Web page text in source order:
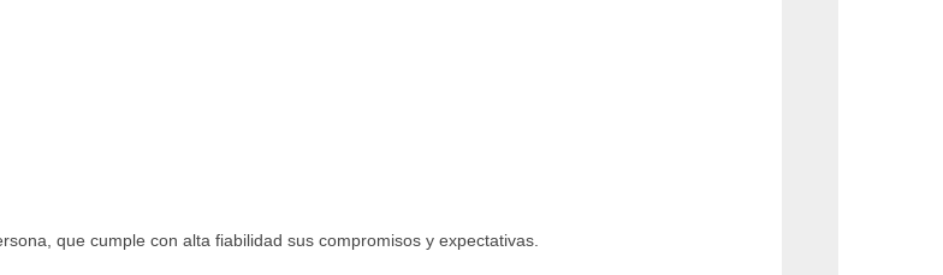
que cumple con alta fiabilidad sus compromisos y expectativas.